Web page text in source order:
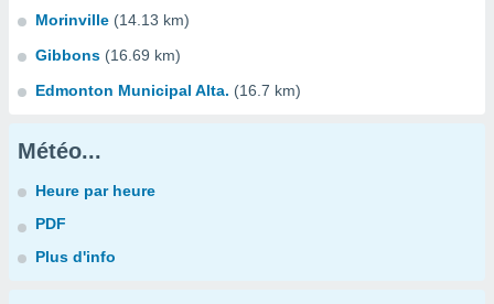
Morinville (14.13 km)
Gibbons (16.69 km)
Edmonton Municipal Alta. (16.7 km)
Météo...
Heure par heure
PDF
Plus d'info